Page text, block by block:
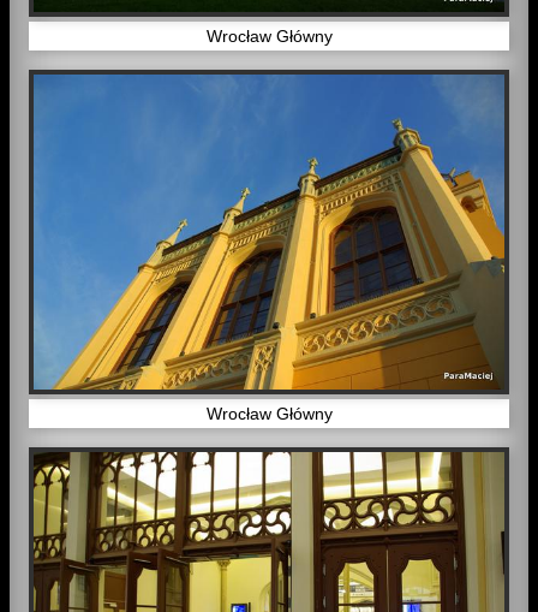
Wrocław Główny
Wrocław Główny